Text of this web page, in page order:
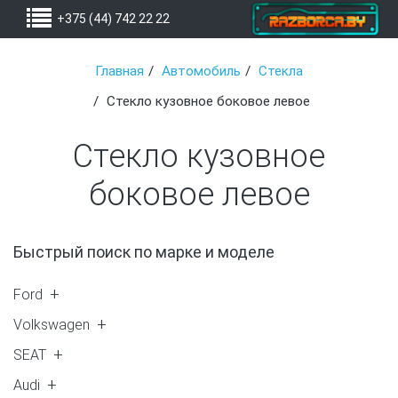
+375 (44) 742 22 22
Главная Автомобиль
Стекла
Стекло кузовное боковое левое
Стекло кузовное
боковое левое
Быстрый поиск по марке и моделе
Ford
Mondeo 3 (1)
Volkswagen
TOURAN (1)
SEAT
Audi